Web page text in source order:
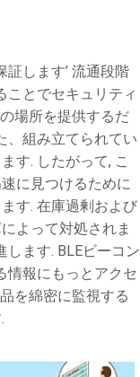
します’ 流通段階
ことでセキュリティ
場所を提供するだ
、組み立てられてい
す. したがって, こ
に見つけるために
す. 在庫過剰および
よって対処されま
ます. BLEビーコン
情報にもっとアクセ
を綿密に監視する